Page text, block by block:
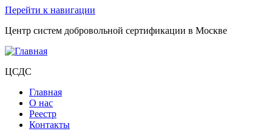
Перейти к навигации
Центр систем добровольной сертификации в Москве
ЦСДС
Главная
О нас
Реестр
Контакты